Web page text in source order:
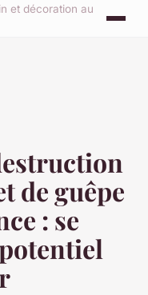
et décoration au
de guêpe
: se